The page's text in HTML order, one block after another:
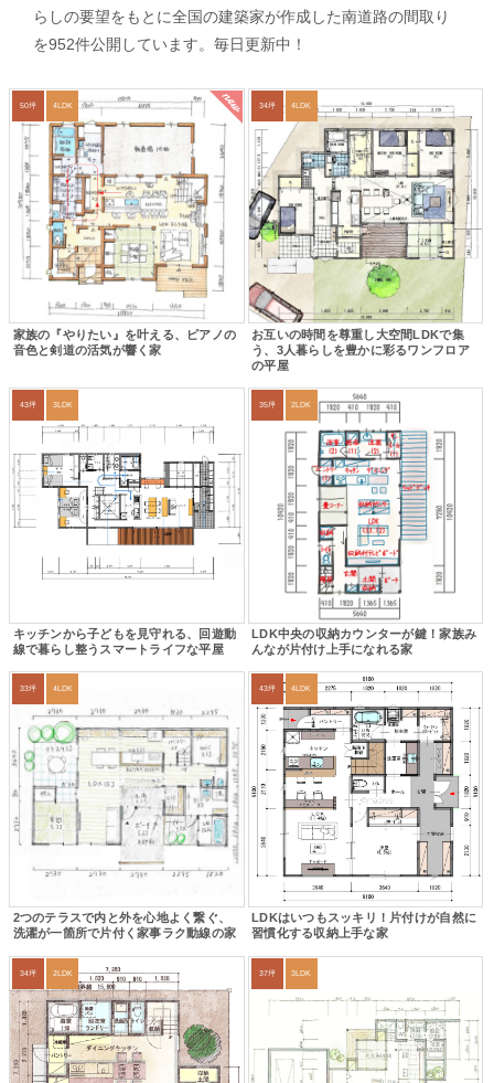
らしの要望をもとに全国の建築家が作成した南道路の間取り
を952件公開しています。毎日更新中！
50坪 4LDK new
家族の『やりたい』を叶える、ピアノの
音色と剣道の活気が響く家
34坪 4LDK
お互いの時間を尊重し大空間LDKで集
う、3人暮らしを豊かに彩るワンフロア
の平屋
43坪 3LDK
キッチンから子どもを見守れる、回遊動
線で暮らし整うスマートライフな平屋
35坪 2LDK
LDK中央の収納カウンターが鍵！家族み
んなが片付け上手になれる家
33坪 4LDK
2つのテラスで内と外を心地よく繋ぐ、
洗濯が一箇所で片付く家事ラク動線の家
43坪 4LDK
LDKはいつもスッキリ！片付けが自然に
習慣化する収納上手な家
34坪 2LDK 37坪 3LDK